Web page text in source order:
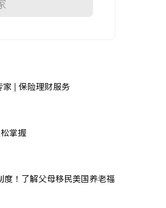
| 保险理财服务
掌握
！了解父母移民美国养老福